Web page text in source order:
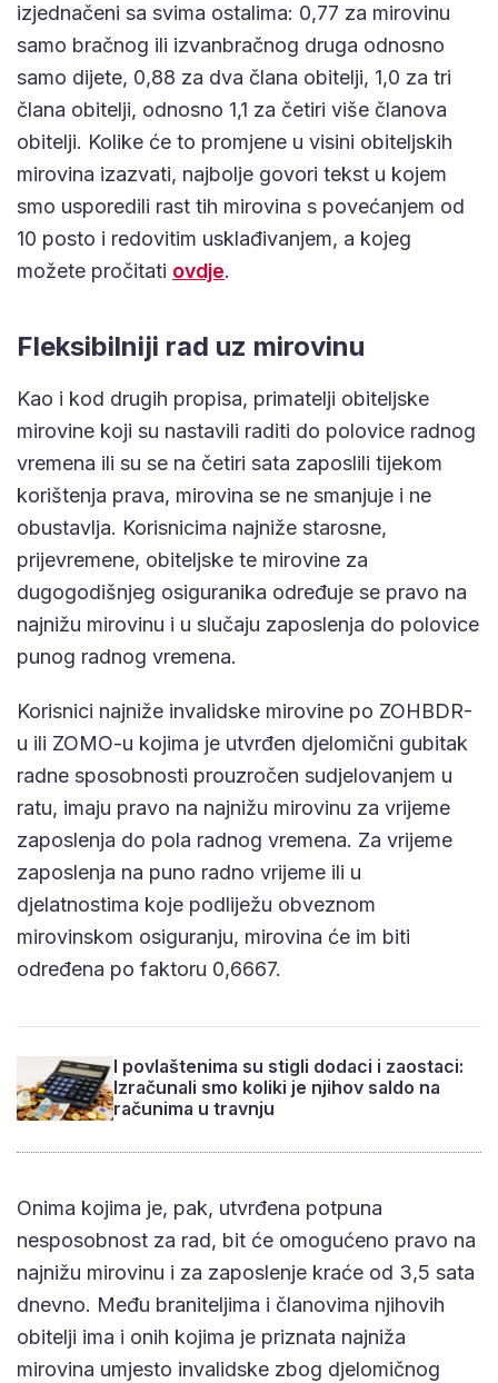
izjednačeni sa svima ostalima: 0,77 za mirovinu
samo bračnog ili izvanbračnog druga odnosno
samo dijete, 0,88 za dva člana obitelji, 1,0 za tri
člana obitelji, odnosno 1,1 za četiri više članova
obitelji. Kolike će to promjene u visini obiteljskih
mirovina izazvati, najbolje govori tekst u kojem
smo usporedili rast tih mirovina s povećanjem od
10 posto i redovitim usklađivanjem, a kojeg
možete pročitati ovdje.
Fleksibilniji rad uz mirovinu
Kao i kod drugih propisa, primatelji obiteljske
mirovine koji su nastavili raditi do polovice radnog
vremena ili su se na četiri sata zaposlili tijekom
korištenja prava, mirovina se ne smanjuje i ne
obustavlja. Korisnicima najniže starosne,
prijevremene, obiteljske te mirovine za
dugogodišnjeg osiguranika određuje se pravo na
najnižu mirovinu i u slučaju zaposlenja do polovice
punog radnog vremena.
Korisnici najniže invalidske mirovine po ZOHBDR-
u ili ZOMO-u kojima je utvrđen djelomični gubitak
radne sposobnosti prouzročen sudjelovanjem u
ratu, imaju pravo na najnižu mirovinu za vrijeme
zaposlenja do pola radnog vremena. Za vrijeme
zaposlenja na puno radno vrijeme ili u
djelatnostima koje podliježu obveznom
mirovinskom osiguranju, mirovina će im biti
određena po faktoru 0,6667.
I povlaštenima su stigli dodaci i zaostaci:
Izračunali smo koliki je njihov saldo na
računima u travnju
Onima kojima je, pak, utvrđena potpuna
nesposobnost za rad, bit će omogućeno pravo na
najnižu mirovinu i za zaposlenje kraće od 3,5 sata
dnevno. Među braniteljima i članovima njihovih
obitelji ima i onih kojima je priznata najniža
mirovina umjesto invalidske zbog djelomičnog